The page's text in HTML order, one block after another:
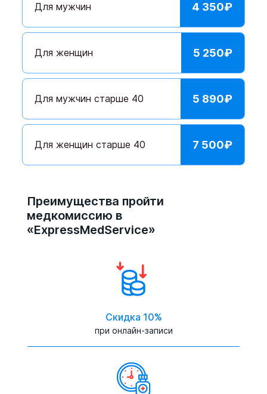
Для мужчин 4 350₽
Для женщин 5 250₽
Для мужчин старше 40 5 890₽
Для женщин старше 40 7 500₽
Преимущества пройти
медкомиссию в
«ExpressMedService»
Скидка 10%
при онлайн-записи